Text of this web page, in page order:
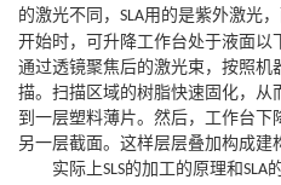
的激光不同， SLA用的是紫外激光
开始时，可升降工作台处于液面以
通过透镜聚焦后的激光束，按照机
描。扫描区域的树脂快速固化，从
到一层塑料薄片。然后，工作台
另一层截面。这样层层叠加构成建
实际上SLS的加工的原理和SLA